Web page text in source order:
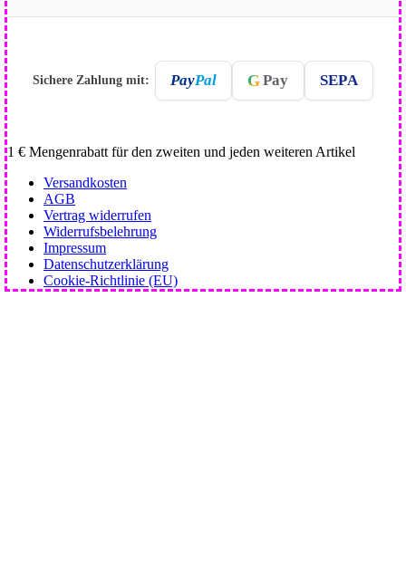
Sichere Zahlung mit: PayPal GPay SEPA
1 € Mengenrabatt für den zweiten und jeden weiteren Artikel
Versandkosten
AGB
Vertrag widerrufen
Widerrufsbelehrung
Impressum
Datenschutzerklärung
Cookie-Richtlinie (EU)